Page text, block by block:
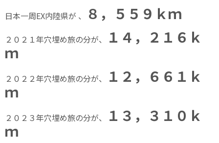
日本一周EX内陸県が 、 ８，５５９ｋｍ
２０２１年穴埋め旅の分が、
１４，２１６ｋ
ｍ
２０２２年穴埋め旅の分が、
１２，６６１ｋ
ｍ
２０２３年穴埋め旅の分が、
１３，３１０ｋ
ｍ